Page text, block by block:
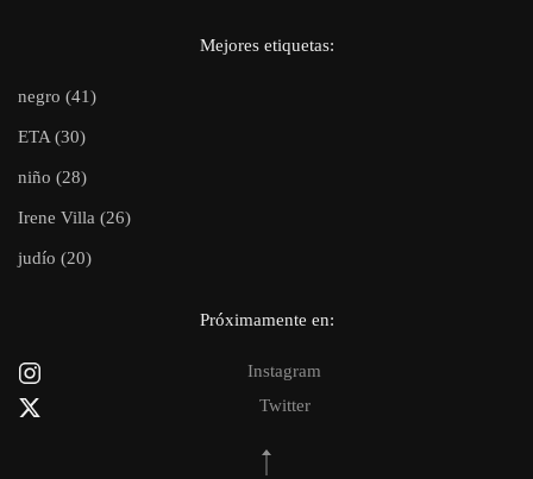
Mejores etiquetas:
negro (41)
ETA (30)
niño (28)
Irene Villa (26)
judío (20)
Próximamente en:
Instagram
Twitter